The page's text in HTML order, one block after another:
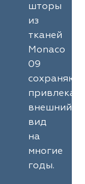
шторы
из
тканей
Monaco
09
сохраняют
внешний
вид
на
многие
годы.